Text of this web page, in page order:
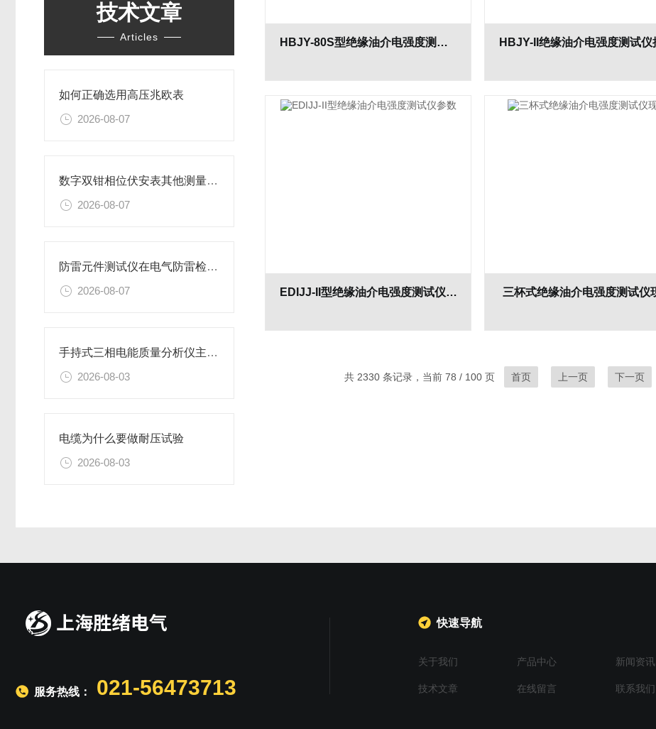
技术文章
Articles
如何正确选用高压兆欧表
2026-08-07
数字双钳相位伏安表其他测量功能
2026-08-07
防雷元件测试仪在电气防雷检测工作中的应用与实操要点
2026-08-07
手持式三相电能质量分析仪主要特性
2026-08-03
电缆为什么要做耐压试验
2026-08-03
HBJY-80S型绝缘油介电强度测试仪
EDIJJ-II型绝缘油介电强度测试仪参数 三杯式绝缘油介电强度测试仪
共 2330 条记录，当前 78 / 100 页 首页 上一页 下一页
服务热线： 021-56473713
快速导航
关于我们 产品中心 新闻资讯
技术文章 在线留言 联系我们